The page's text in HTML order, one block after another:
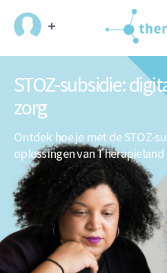
STOZ-subsidie:
zorg
Ontdek hoe je met de STOZ-
oplossingen van